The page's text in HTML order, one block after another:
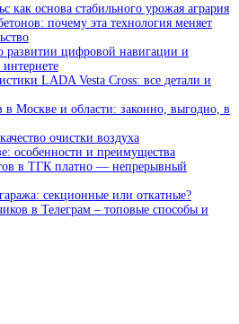
как основа стабильного урожая агрария
почему эта технология меняет
развитии цифровой навигации и
LADA Vesta Cross: все детали и
в Москве и области: законно, выгодно, в
очистки воздуха
особенности и преимущества
в ТГК платно — непрерывный
секционные или откатные?
в Телеграм – топовые способы и